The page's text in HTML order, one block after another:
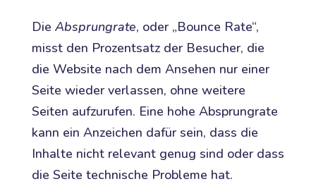
Die Absprungrate, oder „Bounce Rate“,
misst den Prozentsatz der Besucher, die
die Website nach dem Ansehen nur einer
Seite wieder verlassen, ohne weitere
Seiten aufzurufen. Eine hohe Absprungrate
kann ein Anzeichen dafür sein, dass die
Inhalte nicht relevant genug sind oder dass
die Seite technische Probleme hat.